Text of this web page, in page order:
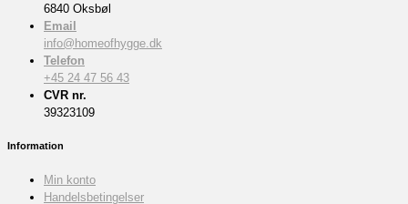
6840 Oksbøl
Email
info@homeofhygge.dk
Telefon
+45 24 47 56 43
CVR nr.
39323109
Information
Min konto
Handelsbetingelser